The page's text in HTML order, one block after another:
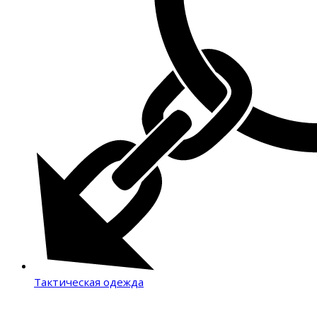
Тактическая одежда